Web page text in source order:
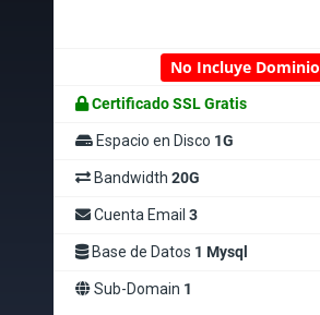
No Incluye Dominio
Certificado SSL Gratis
Espacio en Disco 1G
Bandwidth 20G
Cuenta Email 3
Base de Datos 1 Mysql
Sub-Domain 1